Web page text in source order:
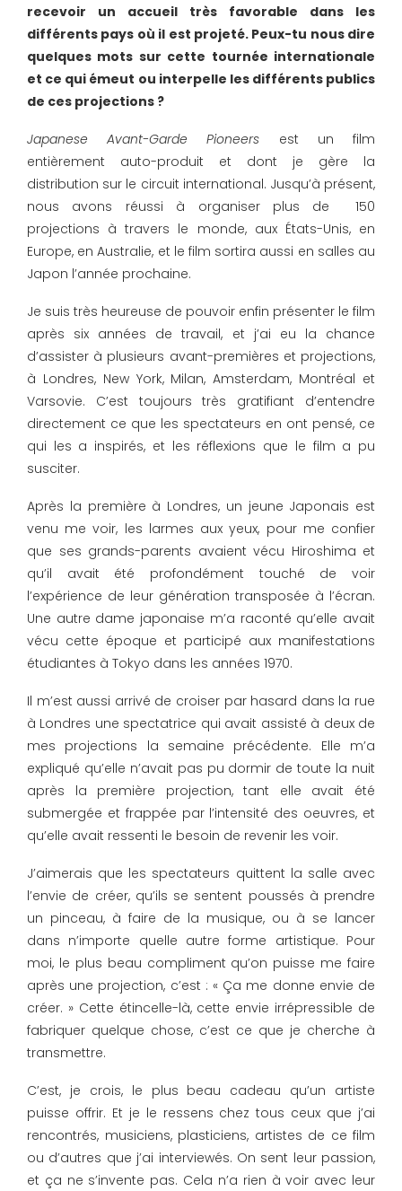
recevoir un accueil très favorable dans les
différents pays où il est projeté. Peux-tu nous dire
quelques mots sur cette tournée internationale
et ce qui émeut ou interpelle les différents publics
de ces projections ?
Japanese Avant-Garde Pioneers est un film
entièrement auto-produit et dont je gère la
distribution sur le circuit international. Jusqu’à présent,
nous avons réussi à organiser plus de 150
projections à travers le monde, aux États-Unis, en
Europe, en Australie, et le film sortira aussi en salles au
Japon l’année prochaine.
Je suis très heureuse de pouvoir enfin présenter le film
après six années de travail, et j’ai eu la chance
d’assister à plusieurs avant-premières et projections,
à Londres, New York, Milan, Amsterdam, Montréal et
Varsovie. C’est toujours très gratifiant d’entendre
directement ce que les spectateurs en ont pensé, ce
qui les a inspirés, et les réflexions que le film a pu
susciter.
Après la première à Londres, un jeune Japonais est
venu me voir, les larmes aux yeux, pour me confier
que ses grands-parents avaient vécu Hiroshima et
qu’il avait été profondément touché de voir
l’expérience de leur génération transposée à l’écran.
Une autre dame japonaise m’a raconté qu’elle avait
vécu cette époque et participé aux manifestations
étudiantes à Tokyo dans les années 1970.
Il m’est aussi arrivé de croiser par hasard dans la rue
à Londres une spectatrice qui avait assisté à deux de
mes projections la semaine précédente. Elle m’a
expliqué qu’elle n’avait pas pu dormir de toute la nuit
après la première projection, tant elle avait été
submergée et frappée par l’intensité des oeuvres, et
qu’elle avait ressenti le besoin de revenir les voir.
J’aimerais que les spectateurs quittent la salle avec
l’envie de créer, qu’ils se sentent poussés à prendre
un pinceau, à faire de la musique, ou à se lancer
dans n’importe quelle autre forme artistique. Pour
moi, le plus beau compliment qu’on puisse me faire
après une projection, c’est : « Ça me donne envie de
créer. » Cette étincelle-là, cette envie irrépressible de
fabriquer quelque chose, c’est ce que je cherche à
transmettre.
C’est, je crois, le plus beau cadeau qu’un artiste
puisse offrir. Et je le ressens chez tous ceux que j’ai
rencontrés, musiciens, plasticiens, artistes de ce film
ou d’autres que j’ai interviewés. On sent leur passion,
et ça ne s’invente pas. Cela n’a rien à voir avec leur